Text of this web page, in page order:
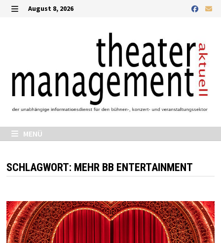
Zurück
August 8, 2026
MENÜ
SCHLAGWORT: MEHR BB ENTERTAINMENT